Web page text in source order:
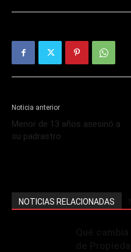
Noticia anterior
Menor de 13 años asesinó a
su padrastro
NOTICIAS RELACIONADAS